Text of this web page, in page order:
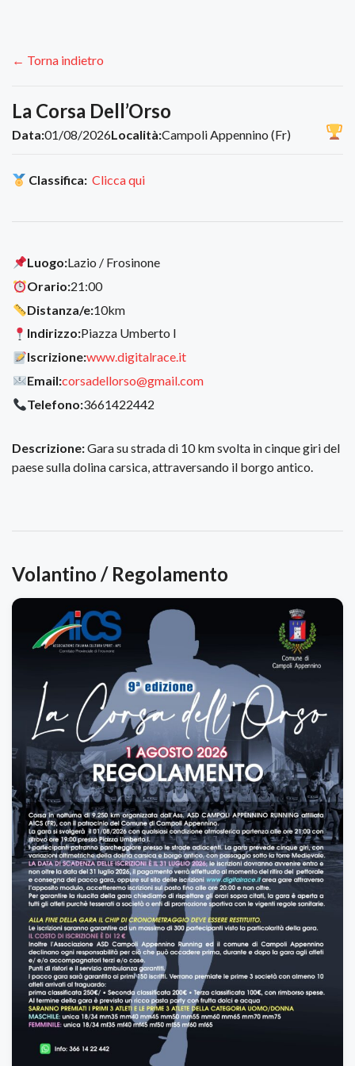
← Torna indietro
La Corsa Dell’Orso
Data:01/08/2026Località:Campoli Appennino (Fr)
Classifica: Clicca qui
Luogo:Lazio / Frosinone
Orario:21:00
Distanza/e:10km
Indirizzo:Piazza Umberto I
Iscrizione:www.digitalrace.it
Email:corsadellorso@gmail.com
Telefono:3661422442
Descrizione:Gara su strada di 10 km svolta in cinque giri del
paese sulla dolina carsica, attraversando il borgo antico.
Volantino / Regolamento